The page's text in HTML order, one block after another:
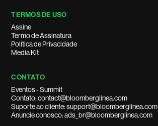
TERMOS DE USO
Assine
Termo de Assinatura
Política de Privacidade
Media Kit
CONTATO
Eventos - Summit
Contato: contact@bloomberglinea.com
Suporte ao cliente: support@bloomberglinea.com
Anuncie conosco: ads_br@bloomberglinea.com